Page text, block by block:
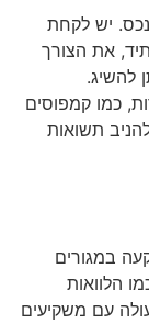
יש לקחת
את הצורך
להשיג.
כמו קמפוסים
תשואות
במגורים
הלוואות
עם משקיעים